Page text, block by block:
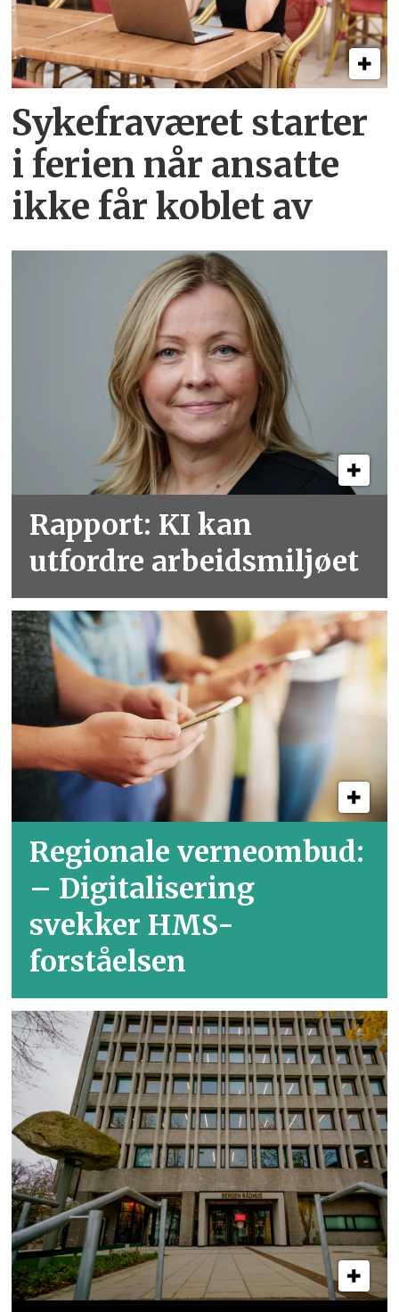
Sykefraværet starter
i ferien når ansatte
ikke får koblet av
Rapport: KI kan
utfordre arbeidsmiljøet
Regionale verneombud:
– Digitalisering
svekker HMS-
forståelsen